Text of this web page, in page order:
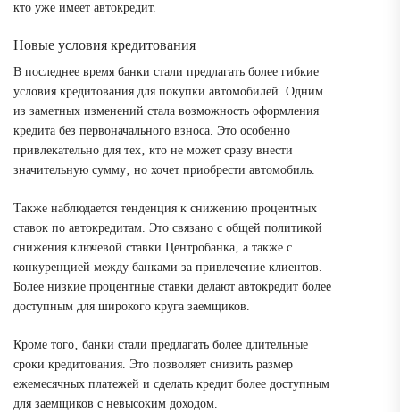
кто уже имеет автокредит.
Новые условия кредитования
В последнее время банки стали предлагать более гибкие
условия кредитования для покупки автомобилей. Одним
из заметных изменений стала возможность оформления
кредита без первоначального взноса. Это особенно
привлекательно для тех‚ кто не может сразу внести
значительную сумму‚ но хочет приобрести автомобиль.
Также наблюдается тенденция к снижению процентных
ставок по автокредитам. Это связано с общей политикой
снижения ключевой ставки Центробанка‚ а также с
конкуренцией между банками за привлечение клиентов.
Более низкие процентные ставки делают автокредит более
доступным для широкого круга заемщиков.
Кроме того‚ банки стали предлагать более длительные
сроки кредитования. Это позволяет снизить размер
ежемесячных платежей и сделать кредит более доступным
для заемщиков с невысоким доходом.